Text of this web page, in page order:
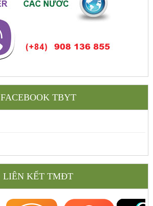
FACEBOOK TBYT
LIÊN KẾT TMĐT